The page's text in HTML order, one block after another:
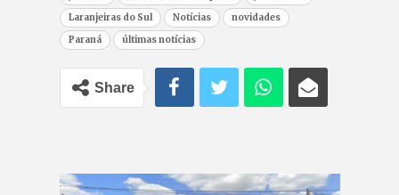
Laranjeiras do Sul
Notícias
novidades
Paraná
últimas notícias
Share